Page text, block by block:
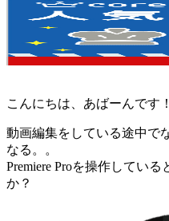
こんにちは、あばーんです！
動画編集をしている途中で
なる。。
Premiere Proを操作してい
か？